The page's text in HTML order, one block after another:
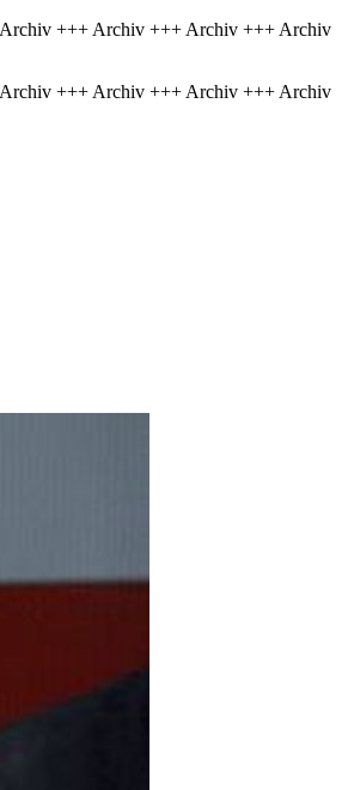
+++ Archiv +++ Archiv +++ Archiv
+++ Archiv +++ Archiv +++ Archiv